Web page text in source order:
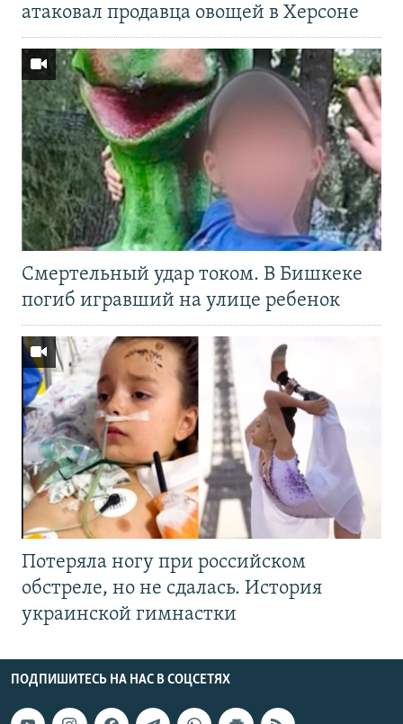
атаковал продавца овощей в Херсоне
Смертельный удар током. В Бишкеке
погиб игравший на улице ребенок
Потеряла ногу при российском
обстреле, но не сдалась. История
украинской гимнастки
ПОДПИШИТЕСЬ НА НАС В СОЦСЕТЯХ